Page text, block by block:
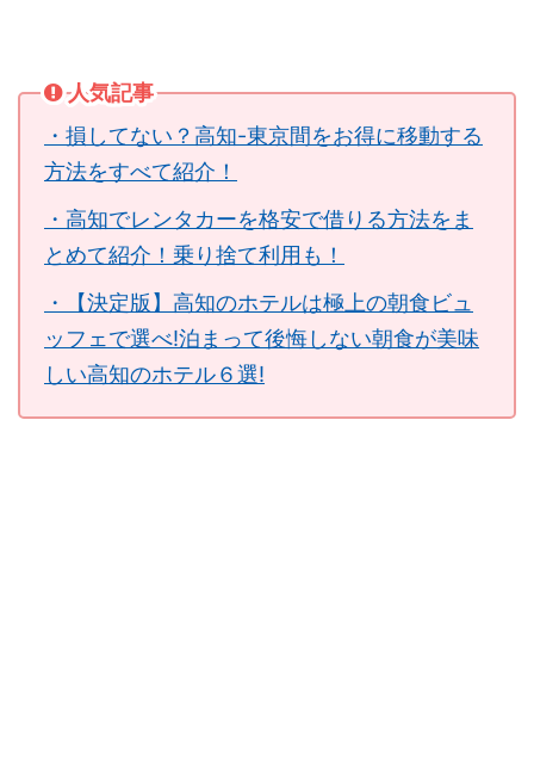
人気記事
・損してない？高知-東京間をお得に移動する
方法をすべて紹介！
・高知でレンタカーを格安で借りる方法をま
とめて紹介！乗り捨て利用も！
・【決定版】高知のホテルは極上の朝食ビュ
ッフェで選べ!泊まって後悔しない朝食が美味
しい高知のホテル６選!